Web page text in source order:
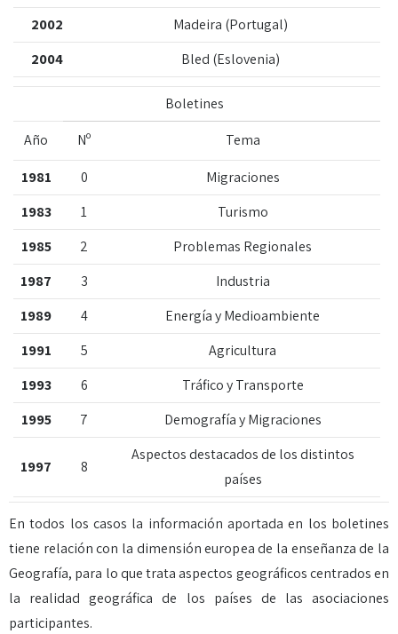
2002
Madeira (Portugal)
2004
Bled (Eslovenia)
Boletines
Año
Nº
Tema
1981
0
Migraciones
1983
1
Turismo
1985
2
Problemas Regionales
1987
3
Industria
1989
4
Energía y Medioambiente
1991
5
Agricultura
1993
6
Tráfico y Transporte
1995
7 Demografía y Migraciones
1997 8
Aspectos destacados de los distintos
países
En todos los casos la información aportada en los boletines
tiene relación con la dimensión europea de la enseñanza de la
Geografía, para lo que trata aspectos geográficos centrados en
la realidad geográfica de los países de las asociaciones
participantes.